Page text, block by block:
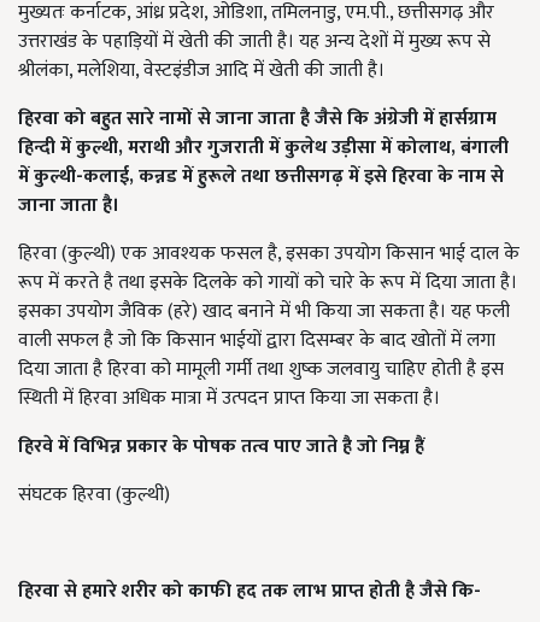
मुख्यतः कर्नाटक, आंध्र प्रदेश, ओडिशा, तमिलनाडु, एम.पी., छत्तीसगढ़ और
उत्तराखंड के पहाड़ियों में खेती की जाती है। यह अन्य देशों में मुख्य रूप से
श्रीलंका, मलेशिया, वेस्टइंडीज आदि में खेती की जाती है।
हिरवा को बहुत सारे नामों से जाना जाता है जैसे कि अंग्रेजी में हार्सग्राम
हिन्दी में कुल्थी,मराथी और गुजराती में कुलेथ उड़ीसा में कोलाथ,बंगाली
में कुल्थी-कलाई,कन्नड में हुरूले तथा छत्तीसगढ़ में इसे हिरवा के नाम से
जाना जाता है।
हिरवा (कुल्थी) एक आवश्यक फसल है, इसका उपयोग किसान भाई दाल के
रूप में करते है तथा इसके दिलके को गायों को चारे के रूप में दिया जाता है।
इसका उपयोग जैविक (हरे) खाद बनाने में भी किया जा सकता है। यह फली
वाली सफल है जो कि किसान भाईयों द्वारा दिसम्बर के बाद खोतों में लगा
दिया जाता है हिरवा को मामूली गर्मी तथा शुष्क जलवायु चाहिए होती है इस
स्थिती में हिरवा अधिक मात्रा में उत्पदन प्राप्त किया जा सकता है।
हिरवे में विभिन्न प्रकार के पोषक तत्व पाए जाते है जो निम्न हैं
संघटक हिरवा (कुल्थी)
हिरवा से हमारे शरीर को काफी हद तक लाभ प्राप्त होती है जैसे कि-